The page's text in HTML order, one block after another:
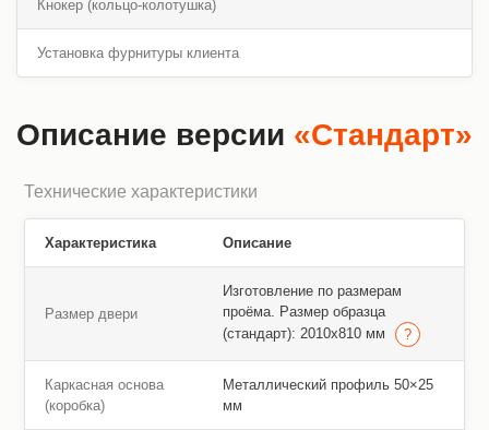
Кнокер (кольцо-колотушка)
Установка фурнитуры клиента
Описание версии «Стандарт»
Технические характеристики
Характеристика Описание
Размер двери
Изготовление по размерам
проёма. Размер образца
(стандарт): 2010х810 мм
Каркасная основа
(коробка)
Металлический профиль 50×25
мм